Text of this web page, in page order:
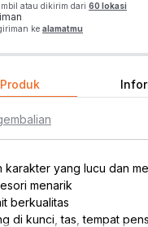
atau dikirim dari 60 lokasi
ke alamatmu
karakter yang lucu dan
menarik
berkualitas
di kunci, tas, tempat